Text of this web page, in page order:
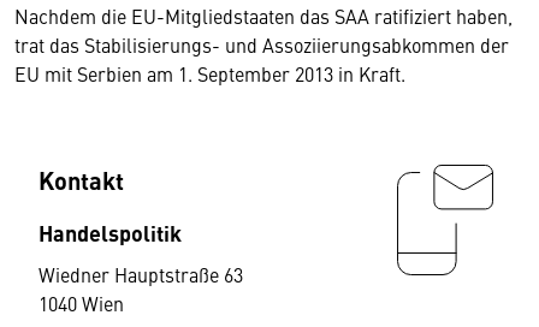
Nachdem die EU-Mitgliedstaaten das SAA ratifiziert haben,
trat das Stabilisierungs- und Assoziierungsabkommen der
EU mit Serbien am 1. September 2013 in Kraft.
Kontakt
Handelspolitik
Wiedner Hauptstraße 63
1040 Wien